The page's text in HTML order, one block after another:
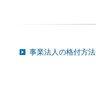
事業法人の格付方法